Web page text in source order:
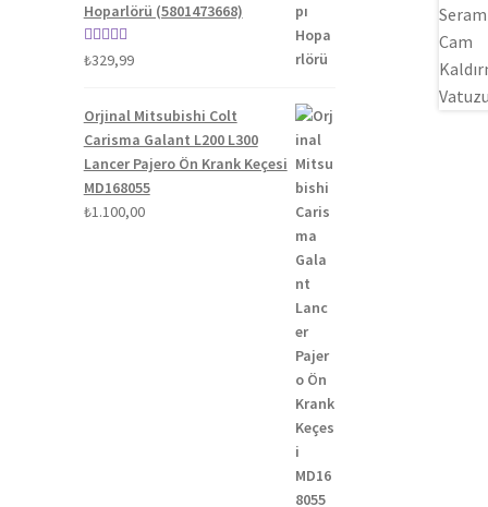
Hoparlörü (5801473668)
5 üzerinden
₺329,99
Orjinal Mitsubishi Colt
Carisma Galant L200 L300
Lancer Pajero Ön Krank Keçesi
MD168055
₺1.100,00